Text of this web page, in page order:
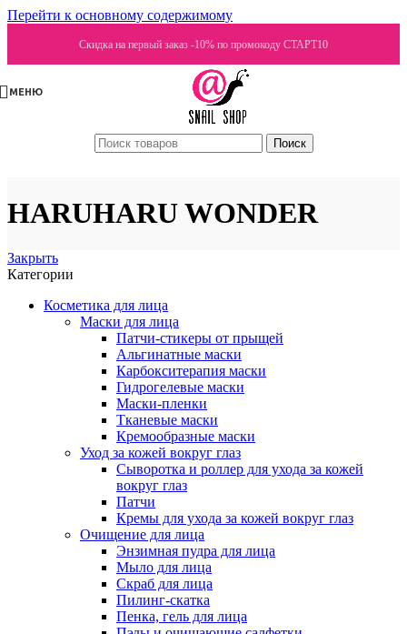
Перейти к основному содержимому
Скидка на первый заказ -10% по промокоду СТАРТ10
МЕНЮ
Поиск
HARUHARU WONDER
Закрыть
Категории
Косметика для лица
Маски для лица
Патчи-стикеры от прыщей
Альгинатные маски
Карбокситерапия маски
Гидрогелевые маски
Маски-пленки
Тканевые маски
Кремообразные маски
Уход за кожей вокруг глаз
Сыворотка и роллер для ухода за кожей
вокруг глаз
Патчи
Кремы для ухода за кожей вокруг глаз
Очищение для лица
Энзимная пудра для лица
Мыло для лица
Скраб для лица
Пилинг-скатка
Пенка, гель для лица